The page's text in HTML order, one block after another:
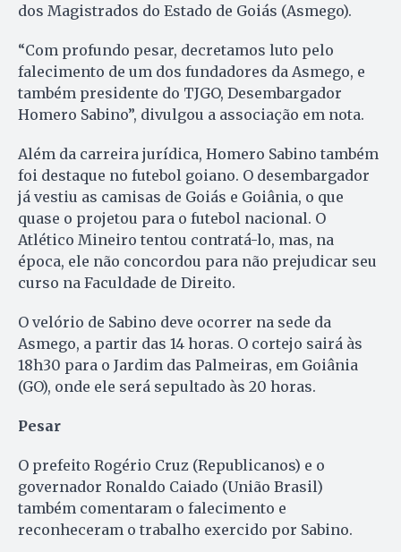
dos Magistrados do Estado de Goiás (Asmego).
“Com profundo pesar, decretamos luto pelo
falecimento de um dos fundadores da Asmego, e
também presidente do TJGO, Desembargador
Homero Sabino”, divulgou a associação em nota.
Além da carreira jurídica, Homero Sabino também
foi destaque no futebol goiano. O desembargador
já vestiu as camisas de Goiás e Goiânia, o que
quase o projetou para o futebol nacional. O
Atlético Mineiro tentou contratá-lo, mas, na
época, ele não concordou para não prejudicar seu
curso na Faculdade de Direito.
O velório de Sabino deve ocorrer na sede da
Asmego, a partir das 14 horas. O cortejo sairá às
18h30 para o Jardim das Palmeiras, em Goiânia
(GO), onde ele será sepultado às 20 horas.
Pesar
O prefeito Rogério Cruz (Republicanos) e o
governador Ronaldo Caiado (União Brasil)
também comentaram o falecimento e
reconheceram o trabalho exercido por Sabino.